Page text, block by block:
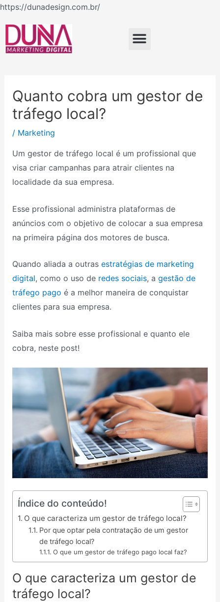
https://dunadesign.com.br/Ir
Menu
Quanto cobra um gestor de
tráfego local?
/ Marketing
Um gestor de tráfego local é um profissional que
visa criar campanhas para atrair clientes na
localidade da sua empresa.
Esse profissional administra plataformas de
anúncios com o objetivo de colocar a sua empresa
na primeira página dos motores de busca.
Quando aliada a outras estratégias de marketing
digital, como o uso de redes sociais, a gestão de
tráfego pago é a melhor maneira de conquistar
clientes para sua empresa.
Saiba mais sobre esse profissional e quanto ele
cobra, neste post!
Índice do conteúdo!
O que caracteriza um gestor de tráfego local?
Por que optar pela contratação de um gestor
de tráfego local?
O que um gestor de tráfego pago local faz?
O que caracteriza um gestor de
tráfego local?
de
Post